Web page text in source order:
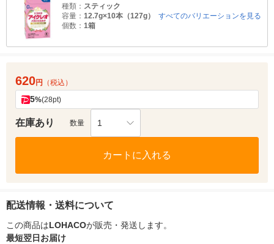
種類： スティック
容量： 12.7g×10本（127g）
個数： 1箱
すべてのバリエーションを見る
620円 （税込）
5%(28pt)
在庫あり 数量 1
カートに入れる
配送情報・送料について
この商品はLOHACOが販売・発送します。
最短翌日お届け